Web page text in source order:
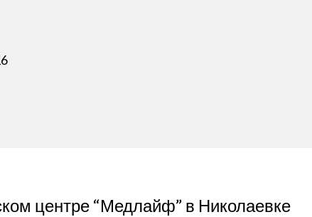
центре “Медлайф” в Николаевке